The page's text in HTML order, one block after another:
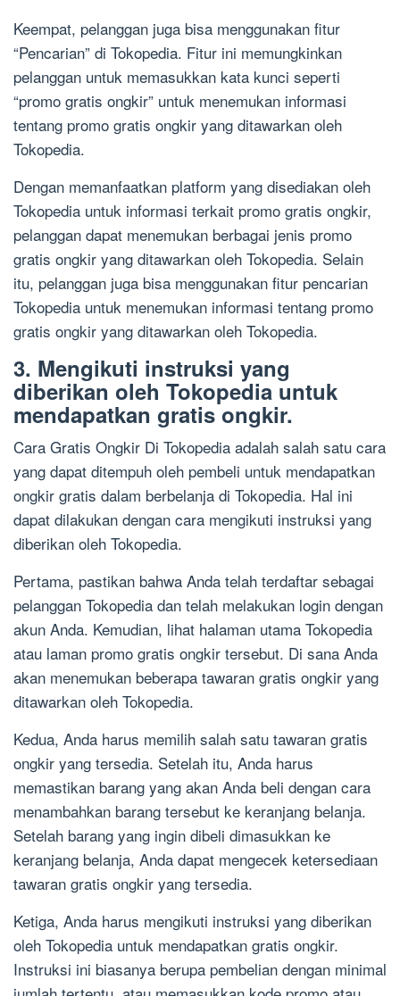
Keempat, pelanggan juga bisa menggunakan fitur
“Pencarian” di Tokopedia. Fitur ini memungkinkan
pelanggan untuk memasukkan kata kunci seperti
“promo gratis ongkir” untuk menemukan informasi
tentang promo gratis ongkir yang ditawarkan oleh
Tokopedia.
Dengan memanfaatkan platform yang disediakan oleh
Tokopedia untuk informasi terkait promo gratis ongkir,
pelanggan dapat menemukan berbagai jenis promo
gratis ongkir yang ditawarkan oleh Tokopedia. Selain
itu, pelanggan juga bisa menggunakan fitur pencarian
Tokopedia untuk menemukan informasi tentang promo
gratis ongkir yang ditawarkan oleh Tokopedia.
3. Mengikuti instruksi yang
diberikan oleh Tokopedia untuk
mendapatkan gratis ongkir.
Cara Gratis Ongkir Di Tokopedia adalah salah satu cara
yang dapat ditempuh oleh pembeli untuk mendapatkan
ongkir gratis dalam berbelanja di Tokopedia. Hal ini
dapat dilakukan dengan cara mengikuti instruksi yang
diberikan oleh Tokopedia.
Pertama, pastikan bahwa Anda telah terdaftar sebagai
pelanggan Tokopedia dan telah melakukan login dengan
akun Anda. Kemudian, lihat halaman utama Tokopedia
atau laman promo gratis ongkir tersebut. Di sana Anda
akan menemukan beberapa tawaran gratis ongkir yang
ditawarkan oleh Tokopedia.
Kedua, Anda harus memilih salah satu tawaran gratis
ongkir yang tersedia. Setelah itu, Anda harus
memastikan barang yang akan Anda beli dengan cara
menambahkan barang tersebut ke keranjang belanja.
Setelah barang yang ingin dibeli dimasukkan ke
keranjang belanja, Anda dapat mengecek ketersediaan
tawaran gratis ongkir yang tersedia.
Ketiga, Anda harus mengikuti instruksi yang diberikan
oleh Tokopedia untuk mendapatkan gratis ongkir.
Instruksi ini biasanya berupa pembelian dengan minimal